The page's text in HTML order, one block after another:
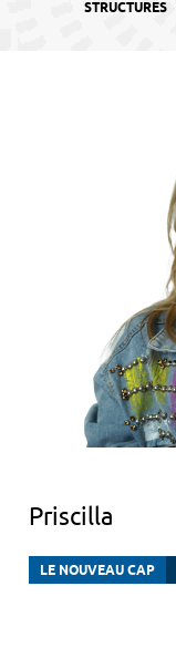
STRUCTURES
Priscilla
LE NOUVEAU CAP